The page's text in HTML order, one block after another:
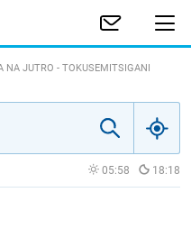
NA JUTRO - TOKUSEMITSIGANI
05:58 18:18